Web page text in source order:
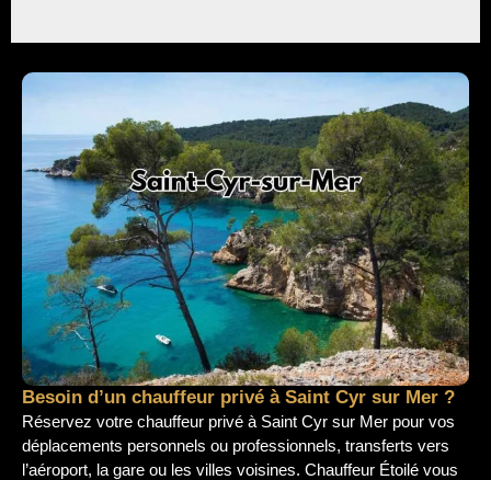
Besoin d’un chauffeur privé à Saint Cyr sur Mer ?
Réservez votre chauffeur privé à Saint Cyr sur Mer pour vos
déplacements personnels ou professionnels, transferts vers
l’aéroport, la gare ou les villes voisines. Chauffeur Étoilé vous